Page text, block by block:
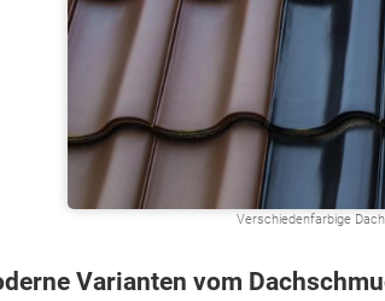
Verschiedenfarbige
Varianten vom